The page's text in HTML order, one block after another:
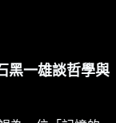
黑一雄談哲學與